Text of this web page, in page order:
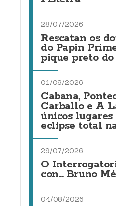
28/07/2026
Rescatan os
do Papin
pique preto
01/08/2026
Cabana,
Carballo e A
únicos
eclipse total
29/07/2026
O
con... Bruno
04/08/2026